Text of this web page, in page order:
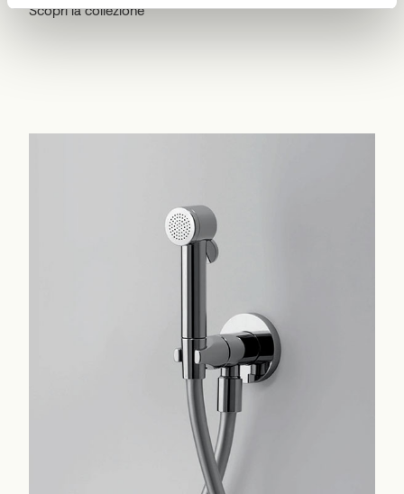
Scopri la collezione